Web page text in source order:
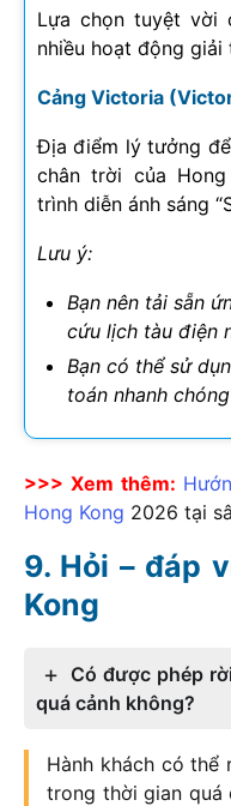
Lựa chọn tuyệt vời
nhiều hoạt động giải
Cảng Victoria
Địa điểm lý tưởng
chân trời của
trình diễn ánh sáng
Lưu ý:
Bạn nên tải sẵn
cứu lịch tàu điện
Bạn có thể sử
toán nhanh
>>> Xem thêm:
Hong Kong 2026 tại
Hỏi – đáp
Kong
Có được phép
quá cảnh không?
Hành khách có thể
trong thời gian quá